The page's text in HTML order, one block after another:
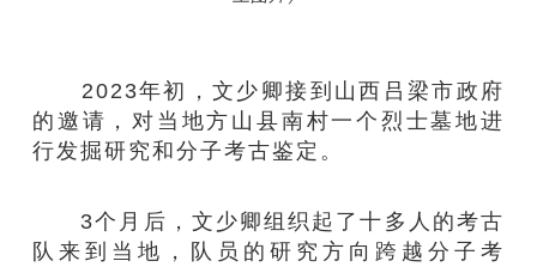
2023年初，文少卿接到山西吕梁市政府
的邀请，对当地方山县南村一个烈士墓地进
行发掘研究和分子考古鉴定。
3个月后，文少卿组织起了十多人的考古
队来到当地，队员的研究方向跨越分子考